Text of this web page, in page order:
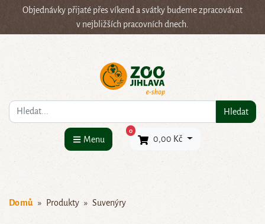
Objednávky přijaté přes víkend a svátky budeme zpracovávat
v nejbližších pracovních dnech.
Co hledáte? Hledat
Menu
0×
0,00 Kč
Domů Produkty Suvenýry